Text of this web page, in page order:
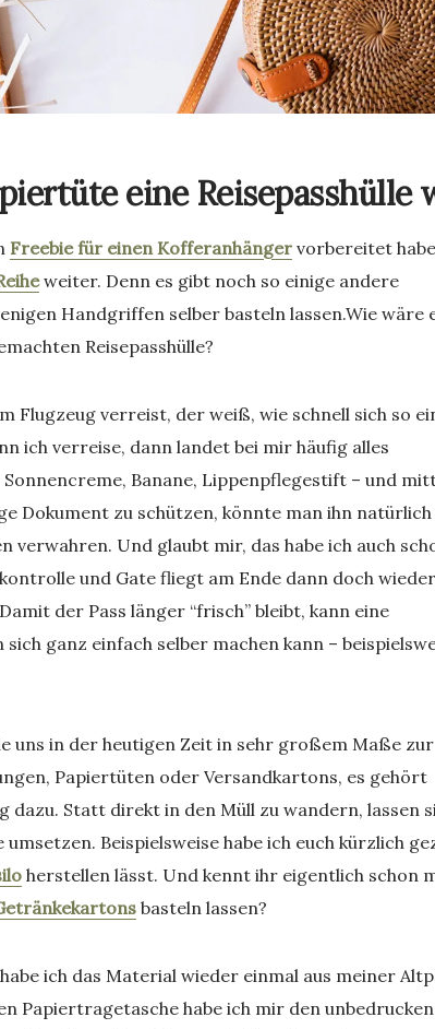
eine Reisepasshülle
Freebie für einen Kofferanhängervorbereitet
weiter. Denn es gibt noch so einige andere
Handgriffen selber basteln lassen.Wie wäre
Reisepasshülle?
Flugzeug verreist, der weiß, wie schnell sich so
ich verreise, dann landet bei mir häufig alles
Banane, Lippenpflegestift – und
Dokument zu schützen, könnte man ihn
verwahren. Und glaubt mir, das habe ich auch
und Gate fliegt am Ende dann doch
der Pass länger “frisch” bleibt, kann eine
sich ganz einfach selber machen kann –
uns in der heutigen Zeit in sehr großem Maße zur
Papiertüten oder Versandkartons, es gehört
dazu. Statt direkt in den Müll zu wandern, lassen
Beispielsweise habe ich euch kürzlich
herstellen lässt. Und kennt ihr eigentlich schon
basteln lassen?
ich das Material wieder einmal aus meiner
Papiertragetasche habe ich mir den